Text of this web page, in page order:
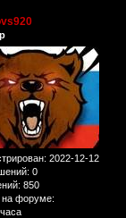
: 2022-12-12
0
850
на форуме: